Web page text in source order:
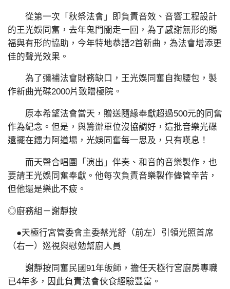
從第一次「秋祭法會」即負責音效、音響工程設計
的王光娛同奮，去年鬼門關走一回，為了感謝無形的賜
福與有形的協助，今年特地恭譜2首新曲，為法會增添更
佳的聲光效果。
為了彌補法會財務缺口，王光娛同奮自掏腰包，製
作新曲光碟2000片致贈極院。
原本希望法會當天，贈送隨緣奉獻超過500元的同奮
作為紀念。但是，與籌辦單位沒協調好，這批音樂光碟
還擺在鐳力阿道場，光娛同奮每一思及，只有嘆息！
而天聲合唱團「演出」伴奏、和音的音樂製作，也
要請王光娛同奮奉獻。他每次負責音樂製作儘管辛苦，
但他還是樂此不疲。
◎廚務組－謝靜按
●天極行宮管委會主委蔡光舒（前左）引領光照首席
（右一）巡視與慰勉幫廚人員
謝靜按同奮民國91年皈師，擔任天極行宮廚房專職
已4年多，因此負責法會伙食經驗豐富。